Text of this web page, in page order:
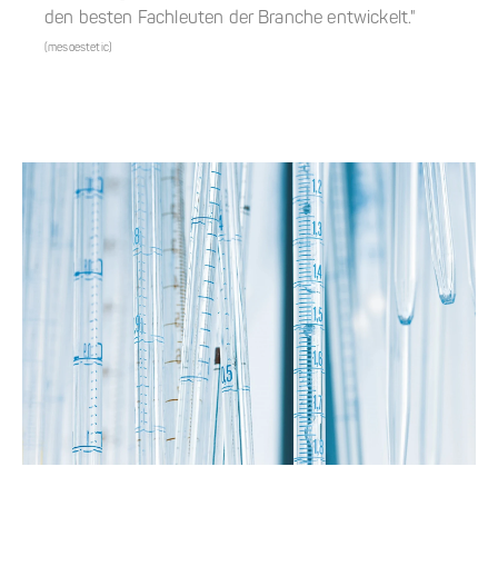
den besten Fachleuten der Branche entwickelt."
(mesoestetic)